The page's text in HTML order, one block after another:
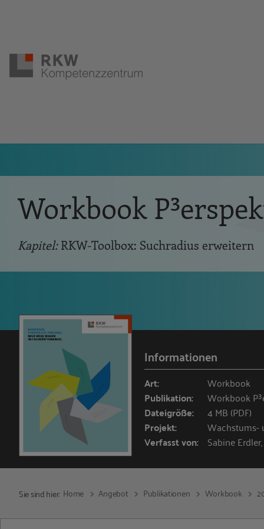
Workbook
Kapitel:RKW-Toolbox: Suchradius erweitern
Informationen
Art: Workbook
Publikation: Workbook
Dateigröße: 4 MB (PDF)
Projekt: Wachstums-
Verfasst von: Sabine
Sie sind hier: Home Angebot Publikationen Workbook